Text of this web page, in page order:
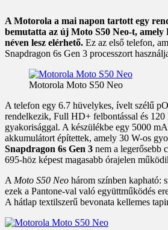
A Motorola a mai napon tartott egy
bemutatta az új Moto S50 Neo-t,
néven lesz elérhető. Ez az első telefon,
Snapdragon 6s Gen 3 processzort
Motorola Moto S50 Neo
A telefon egy 6.7 hüvelykes, ívelt szélű
rendelkezik, Full HD+ felbontással és 120
gyakorisággal. A készülékbe egy 5000
akkumulátort építettek, amely 30 W-os
Snapdragon 6s Gen 3 nem a legerősebb
695-höz képest magasabb órajelen
A Moto S50 Neo három színben kapható:
ezek a Pantone-val való együttműködés
A hátlap textilszerű bevonata kellemes